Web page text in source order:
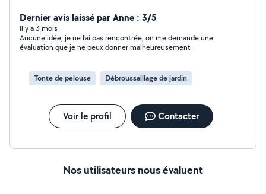
Dernier avis laissé par Anne : 3/5
Il y a 3 mois
Aucune idée, je ne l'ai pas rencontrée, on me demande une
évaluation que je ne peux donner malheureusement
Tonte de pelouse Débroussaillage de jardin
Voir le profil Contacter
Nos utilisateurs nous évaluent